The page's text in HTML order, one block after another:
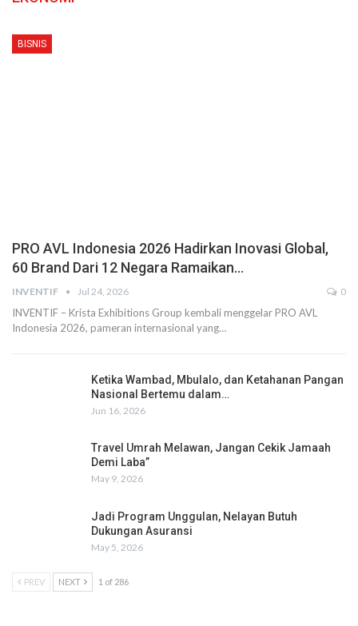
BISNIS
PRO AVL Indonesia 2026 Hadirkan Inovasi Global,
60 Brand Dari 12 Negara Ramaikan…
INVENTIF Jul 24, 2026 0
INVENTIF – Krista Exhibitions Group kembali menggelar PRO AVL
Indonesia 2026, pameran internasional yang…
Ketika Wambad, Mbulalo, dan Ketahanan Pangan
Nasional Bertemu dalam…
Jun 16, 2026
Travel Umrah Melawan, Jangan Cekik Jamaah
Demi Laba”
May 9, 2026
Jadi Program Unggulan, Nelayan Butuh
Dukungan Asuransi
May 5, 2026
PREV NEXT 1 of 286